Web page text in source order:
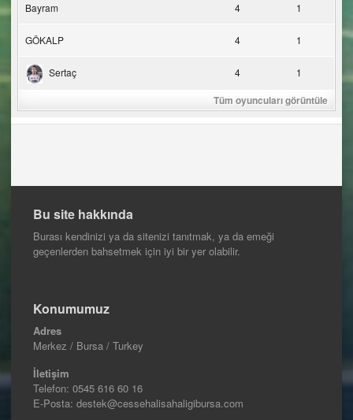
Bayram 4 1
GÖKALP 4 1
Sertaç 4 1
Tüm oyuncuları görüntüle
Bu site hakkında
Burası kendinizi ya da sitenizi tanıtmak, ya da emeği
geçenlerden bahsetmek için iyi bir yer olabilir.
Konumumuz
Adres
Merkez / Bursa / Turkey
İletişim
Telefon: 0545 616 60 16
E-Posta: destek@cessehalisahaligibursa.com